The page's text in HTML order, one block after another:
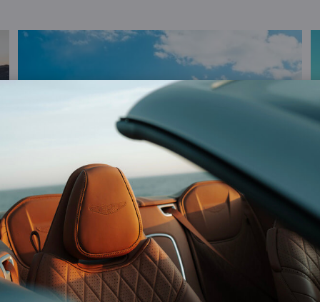
рождаются по-настоящему
эксклюзивному глобальному
и wellness —
, One&Only
Chenot Espace. Это
на знаменитой
Методике Chenot®
программы детокса и восстановления
тонуса и оптимального состояния
Portonovi, способная принимать яхты и
в защищенной акватории спокойной
начала морских путешествий вдоль
самых чарующих уголков